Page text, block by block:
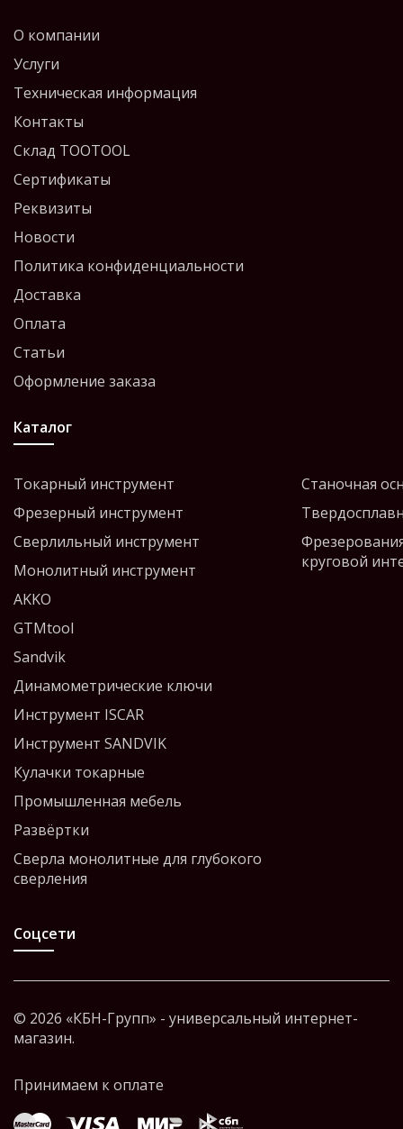
О компании
Услуги
Техническая информация
Контакты
Склад TOOTOOL
Сертификаты
Реквизиты
Новости
Политика конфиденциальности
Доставка
Оплата
Статьи
Оформление заказа
Каталог
Токарный инструмент
Фрезерный инструмент
Сверлильный инструмент
Монолитный инструмент
AKKO
GTMtool
Sandvik
Динамометрические ключи
Инструмент ISCAR
Инструмент SANDVIK
Кулачки токарные
Промышленная мебель
Развёртки
Сверла монолитные для глубокого
сверления
Станочная
круговой
Соцсети
© 2026 «КБН-Групп» - универсальный интернет-
магазин.